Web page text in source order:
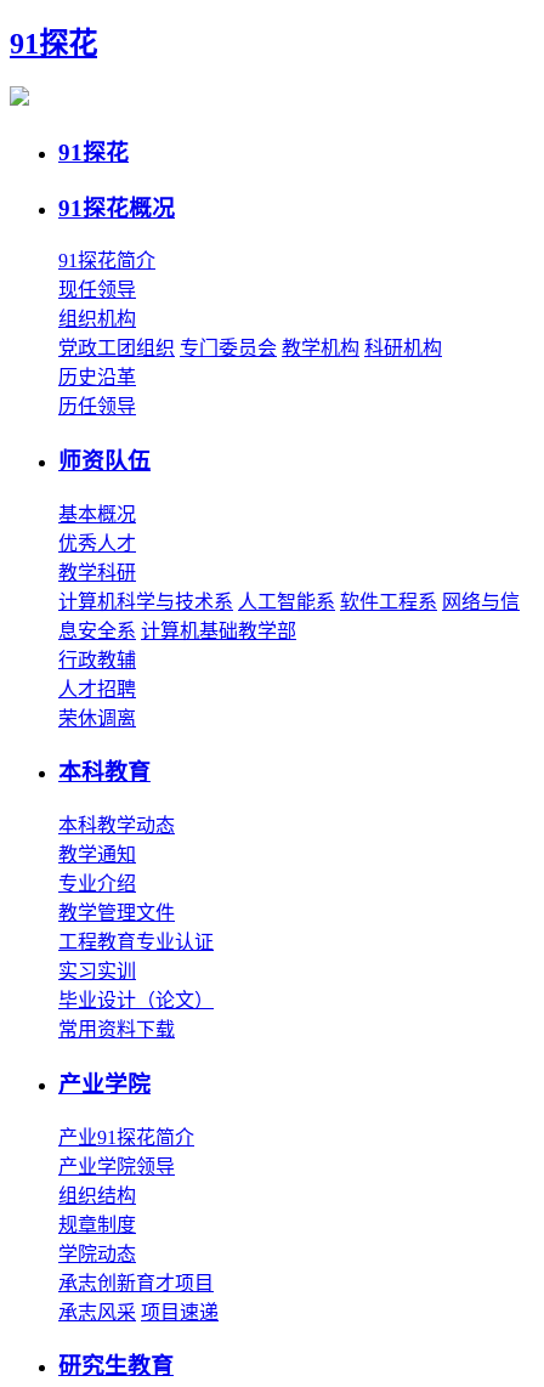
91探花
91探花
91探花概况
91探花简介
现任领导
组织机构
党政工团组织 专门委员会 教学机构 科研机构
历史沿革
历任领导
师资队伍
基本概况
优秀人才
教学科研
计算机科学与技术系 人工智能系 软件工程系 网络与信
息安全系 计算机基础教学部
行政教辅
人才招聘
荣休调离
本科教育
本科教学动态
教学通知
专业介绍
教学管理文件
工程教育专业认证
实习实训
毕业设计（论文）
常用资料下载
产业学院
产业91探花简介
产业学院领导
组织结构
规章制度
学院动态
承志创新育才项目
承志风采 项目速递
研究生教育